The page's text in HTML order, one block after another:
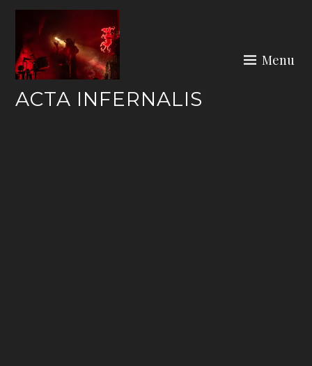
Skip
content
ACTA INFERNALIS
Menu